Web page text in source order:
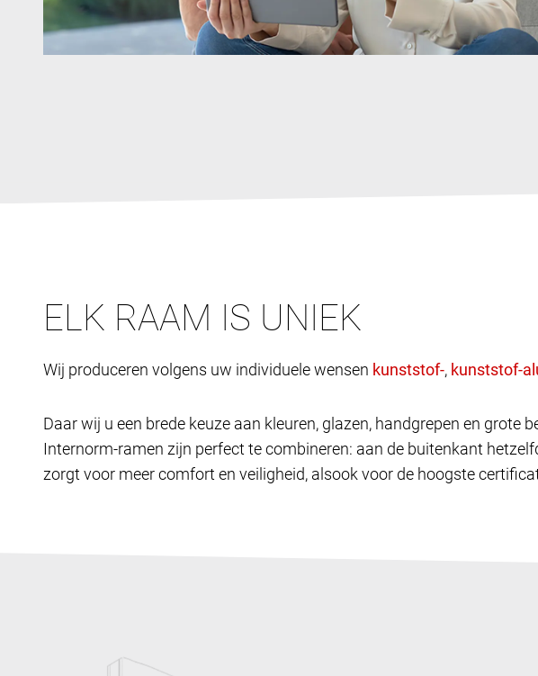
ELK RAAM IS UNIEK
Wij produceren volgens uw individuele wensen ,
Daar wij u een brede keuze aan kleuren, glazen, handgrepen en
Internorm-ramen zijn perfect te combineren: aan de buitenkant
zorgt voor meer comfort en veiligheid, alsook voor de hoogste